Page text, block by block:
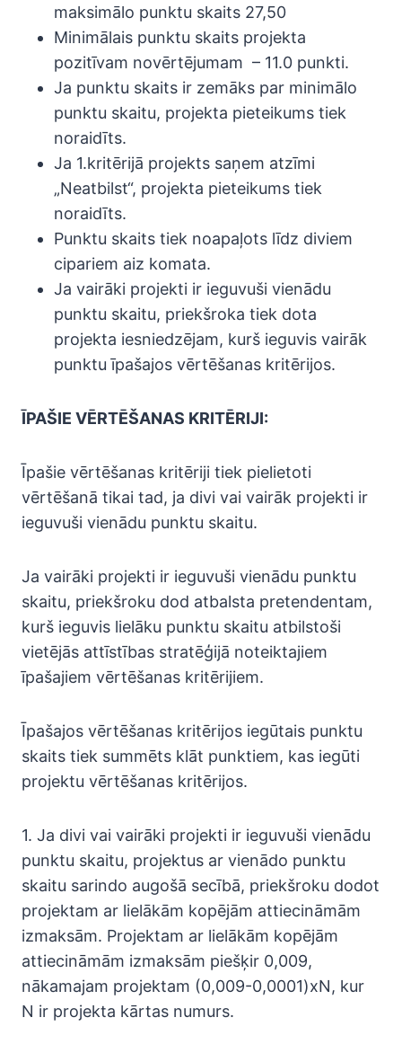
maksimālo punktu skaits 27,50
Minimālais punktu skaits projekta
pozitīvam novērtējumam – 11.0 punkti.
Ja punktu skaits ir zemāks par minimālo
punktu skaitu, projekta pieteikums tiek
noraidīts.
Ja 1.kritērijā projekts saņem atzīmi
„Neatbilst“, projekta pieteikums tiek
noraidīts.
Punktu skaits tiek noapaļots līdz diviem
cipariem aiz komata.
Ja vairāki projekti ir ieguvuši vienādu
punktu skaitu, priekšroka tiek dota
projekta iesniedzējam, kurš ieguvis vairāk
punktu īpašajos vērtēšanas kritērijos.
ĪPAŠIE VĒRTĒŠANAS KRITĒRIJI:
Īpašie vērtēšanas kritēriji tiek pielietoti
vērtēšanā tikai tad, ja divi vai vairāk projekti ir
ieguvuši vienādu punktu skaitu.
Ja vairāki projekti ir ieguvuši vienādu punktu
skaitu, priekšroku dod atbalsta pretendentam,
kurš ieguvis lielāku punktu skaitu atbilstoši
vietējās attīstības stratēģijā noteiktajiem
īpašajiem vērtēšanas kritērijiem.
Īpašajos vērtēšanas kritērijos iegūtais punktu
skaits tiek summēts klāt punktiem, kas iegūti
projektu vērtēšanas kritērijos.
1. Ja divi vai vairāki projekti ir ieguvuši vienādu
punktu skaitu, projektus ar vienādo punktu
skaitu sarindo augošā secībā, priekšroku dodot
projektam ar lielākām kopējām attiecināmām
izmaksām. Projektam ar lielākām kopējām
attiecināmām izmaksām piešķir 0,009,
nākamajam projektam (0,009-0,0001)xN, kur
N ir projekta kārtas numurs.